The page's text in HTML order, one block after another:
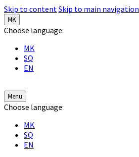
Skip to contentSkip to main navigation
MK
Choose language:
MK
SQ
EN
Menu
Choose language:
MK
SQ
EN